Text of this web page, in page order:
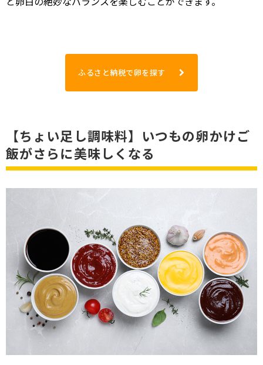
ふるさと納税で卵を探す
【ちょい足し調味料】いつもの卵かけご
飯がさらに美味しくなる